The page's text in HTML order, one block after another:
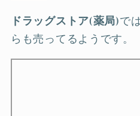
ドラッグストア(薬局)で
らも売ってるようです。